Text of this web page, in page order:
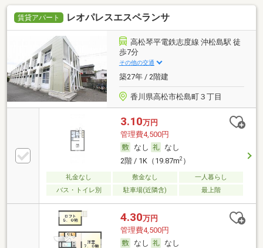
賃貸アパート レオパレスエスペランサ
高松琴平電鉄志度線 沖松島駅 徒
歩7分
その他の交通
築27年 / 2階建
香川県高松市松島町３丁目
3.10万円
管理費4,500円
なし
なし
2階 / 1K（19.87m2）
礼金なし 敷金なし
一人暮らし
バス・トイレ別
駐車場(近隣含) 最上階
4.30万円
管理費4,500円
なし
なし